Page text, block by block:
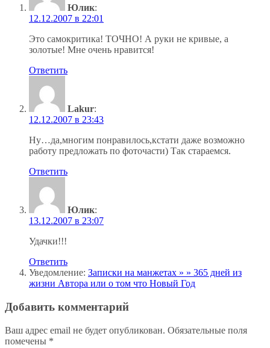
Юлик:
12.12.2007 в 22:01
Это самокритика! ТОЧНО! А руки не кривые, а
золотые! Мне очень нравится!
Ответить
Lakur:
12.12.2007 в 23:43
Ну…да,многим понравилось,кстати даже возможно
работу предложать по фоточасти) Так стараемся.
Ответить
Юлик:
13.12.2007 в 23:07
Удачки!!!
Ответить
Уведомление: Записки на манжетах » » 365 дней из
жизни Автора или о том что Новый Год
Добавить комментарий
Ваш адрес email не будет опубликован. Обязательные поля
помечены *